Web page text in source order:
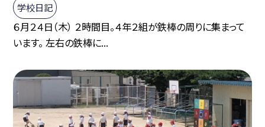
学校日記
６月２４日（木） ２時間目。４年２組が鉄棒の周りに集まって
います。 左右の鉄棒に...